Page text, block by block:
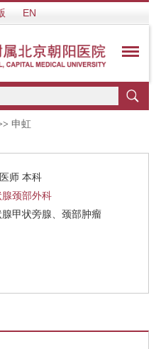
EN
申虹
师 本科
腺颈部外科
甲状腺甲状旁腺、颈部肿瘤